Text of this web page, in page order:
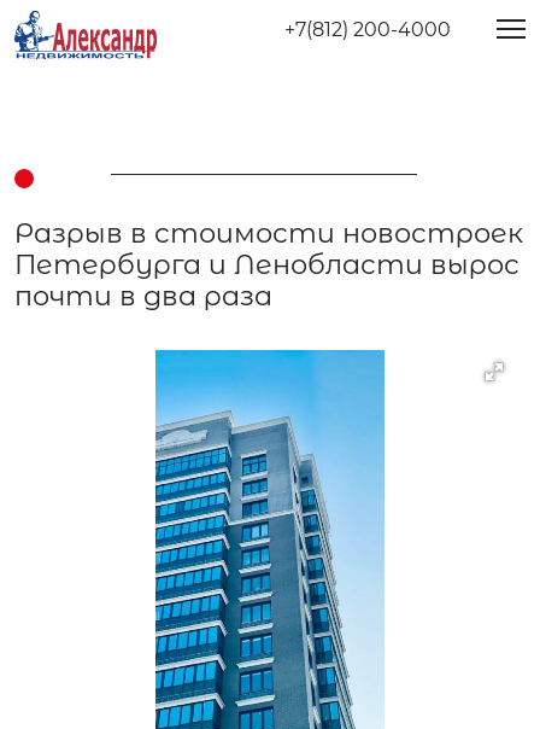
+7(812) 200-4000
Разрыв в стоимости новостроек
Петербурга и Ленобласти вырос
почти в два раза